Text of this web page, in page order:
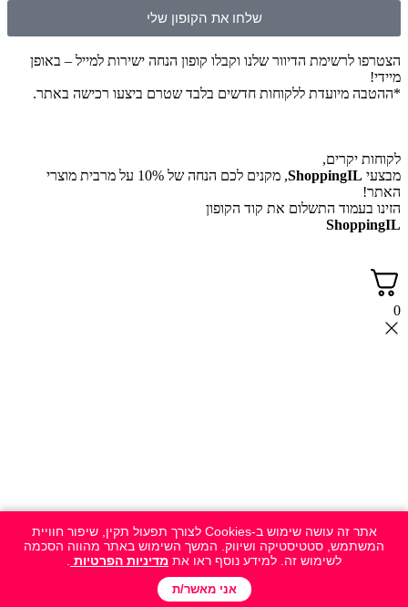
אתר זה עושה שימוש ב-Cookies לצורך תפעול תקין, שיפור חוויית
המשתמש, סטטיסטיקה ושיווק. המשך השימוש באתר מהווה הסכמה
לשימוש זה. למידע נוסף ראו את מדיניות הפרטיות
אני מאשר/ת
שלחו את הקופון שלי
הצטרפו לרשימת הדיוור שלנו וקבלו קופון הנחה ישירות למייל – באופן
מיידי!
*ההטבה מיועדת ללקוחות חדשים בלבד שטרם ביצעו רכישה באתר.
לקוחות יקרים,
מבצעי ShoppingIL
, מקנים לכם הנחה של 10% על מרבית מוצרי
האתר!
הזינו בעמוד התשלום את קוד הקופון
ShoppingIL
0